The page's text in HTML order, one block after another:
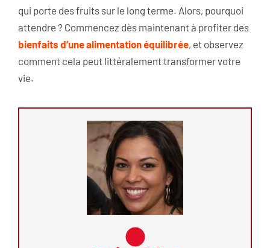
qui porte des fruits sur le long terme. Alors, pourquoi
attendre ? Commencez dès maintenant à profiter des
bienfaits d’une alimentation équilibrée, et observez
comment cela peut littéralement transformer votre
vie.